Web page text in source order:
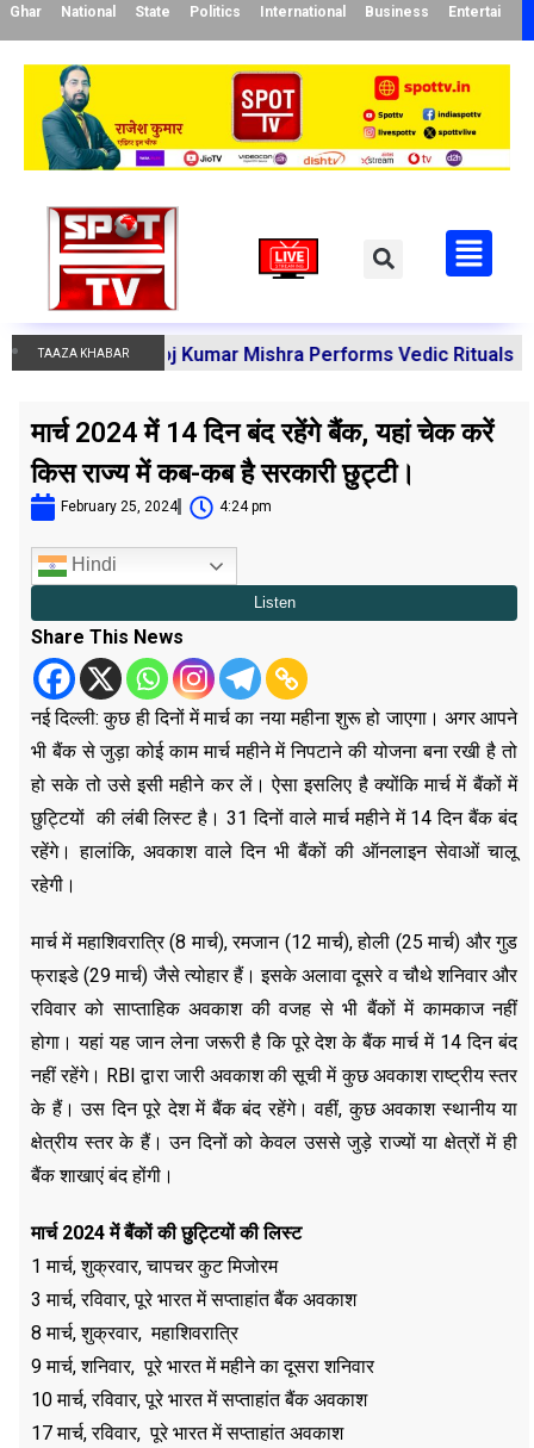
Ghar National State Politics International Business
TAAZA KHABAR
Manoj Kumar Mishra Performs Vedic Rituals for the
मार्च 2024 में 14 दिन बंद रहेंगे बैंक, यहां चेक करें
किस राज्य में कब-कब है सरकारी छुट्टी।
February 25, 2024 4:24 pm
Hindi
Share This News
नई दिल्ली: कुछ ही दिनों में मार्च का नया महीना शुरू हो जाएगा। अगर आपने
भी बैंक से जुड़ा कोई काम मार्च महीने में निपटाने की योजना बना रखी है तो
हो सके तो उसे इसी महीने कर लें। ऐसा इसलिए है क्‍योंकि मार्च में बैंकों में
छुट्टियों की लंबी लिस्ट है। 31 दिनों वाले मार्च महीने में 14 दिन बैंक बंद
रहेंगे। हालांकि, अवकाश वाले दिन भी बैंकों की ऑनलाइन सेवाओं चालू
रहेगी।
मार्च में महाशिवरात्रि (8 मार्च), रमजान (12 मार्च), होली (25 मार्च) और गुड
फ्राइडे (29 मार्च) जैसे त्योहार हैं। इसके अलावा दूसरे व चौथे शनिवार और
रविवार को साप्ताहिक अवकाश की वजह से भी बैंकों में कामकाज नहीं
होगा। यहां यह जान लेना जरूरी है कि पूरे देश के बैंक मार्च में 14 दिन बंद
नहीं रहेंगे। RBI द्वारा जारी अवकाश की सूची में कुछ अवकाश राष्‍ट्रीय स्‍तर
के हैं। उस दिन पूरे देश में बैंक बंद रहेंगे। वहीं, कुछ अवकाश स्‍थानीय या
क्षेत्रीय स्‍तर के हैं। उन दिनों को केवल उससे जुड़े राज्‍यों या क्षेत्रों में ही
बैंक शाखाएं बंद होंगी।
मार्च 2024में बैंकों की छुट्टियों की लिस्ट
1 मार्च, शुक्रवार, चापचर कुट मिजोरम
3 मार्च, रविवार, पूरे भारत में सप्ताहांत बैंक अवकाश
8 मार्च, शुक्रवार, महाशिवरात्रि
9 मार्च, शनिवार, पूरे भारत में महीने का दूसरा शनिवार
10 मार्च, रविवार, पूरे भारत में सप्ताहांत बैंक अवकाश
17 मार्च, रविवार, पूरे भारत में सप्ताहांत अवकाश